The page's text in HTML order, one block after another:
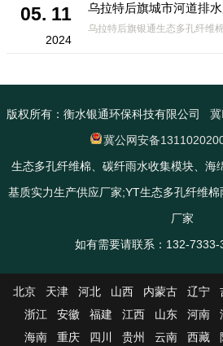
05. 11
2024
版权所有：衡水银通环保科技有限公司
冀公网安备
生态多孔纤维棉、碳纤雨水收集模块、海
基质实力生产供应厂家;YT生态多孔纤维
厂家
如有需要请联系：132-
北京 天津 河北 山西 内蒙古 辽宁
浙江
安徽 福建 江西 山东 河南
海南
重庆 四川 贵州 云南 西藏